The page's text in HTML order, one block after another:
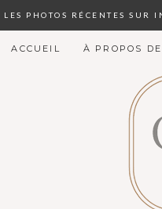
LES PHOTOS RÉCENTES SUR
ACCUEIL À PROPOS